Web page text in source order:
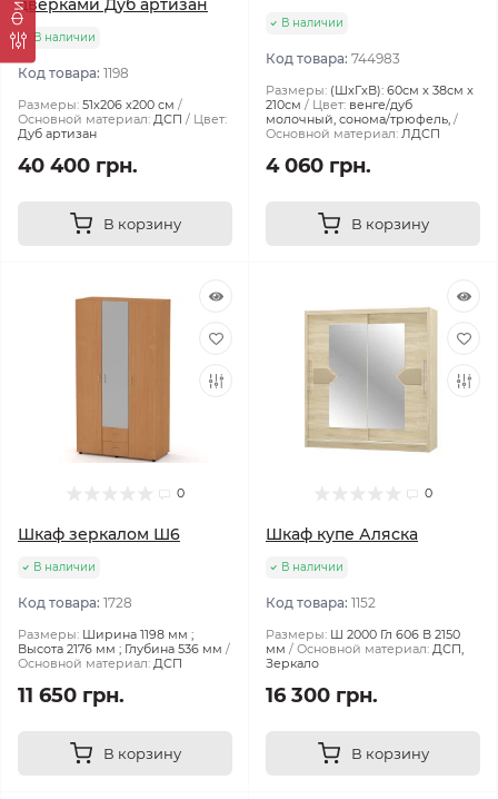
дверками Дуб артизан
В наличии
Код товара: 1198
Размеры: 51х206 х200 см
Основной материал: ДСП
Цвет:
Дуб артизан
40 400 грн.
В корзину
В наличии
Код товара: 744983
Размеры: (ШxГxВ): 60см x 38см x
210см
Цвет: венге/дуб
молочный, сонома/трюфель,
Основной материал: ЛДСП
4 060 грн.
В корзину
0
Шкаф зеркалом Ш6
В наличии
Код товара: 1728
Размеры: Ширина 1198 мм ;
Высота 2176 мм ; Глубина 536 мм
Основной материал: ДСП
11 650 грн.
В корзину
0
Шкаф купе Аляска
В наличии
Код товара: 1152
Размеры: Ш 2000 Гл 606 В 2150
мм
Основной материал: ДСП,
Зеркало
16 300 грн.
В корзину